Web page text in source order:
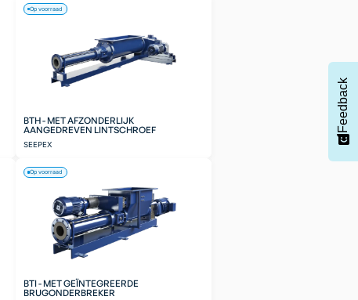
BTH - MET AFZONDERLIJK
AANGEDREVEN LINTSCHROEF
SEEPEX
Op voorraad
BTI - MET GEÏNTEGREERDE
BRUGONDERBREKER
Op voorraad
Feedback